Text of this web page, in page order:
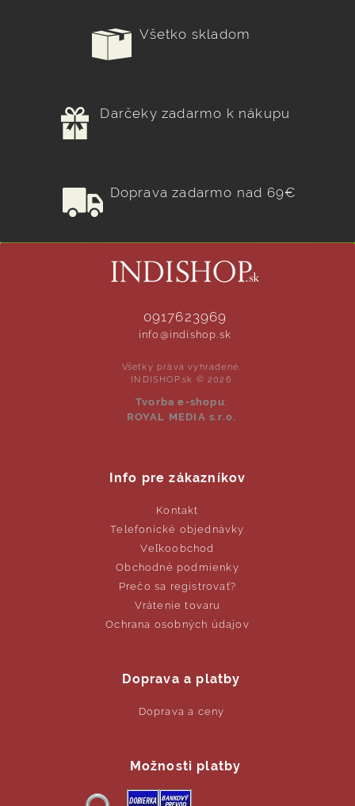
Všetko skladom
Darčeky zadarmo k nákupu
Doprava zadarmo nad 69€
0917623969
info@indishop.sk
Všetky práva vyhradené.
INDISHOP.sk © 2026
Tvorba e-shopu:
ROYAL MEDIA s.r.o.
Info pre zákazníkov
Kontakt
Telefonické objednávky
Veľkoobchod
Obchodné podmienky
Prečo sa registrovať?
Vrátenie tovaru
Ochrana osobných údajov
Doprava a platby
Doprava a ceny
Možnosti platby